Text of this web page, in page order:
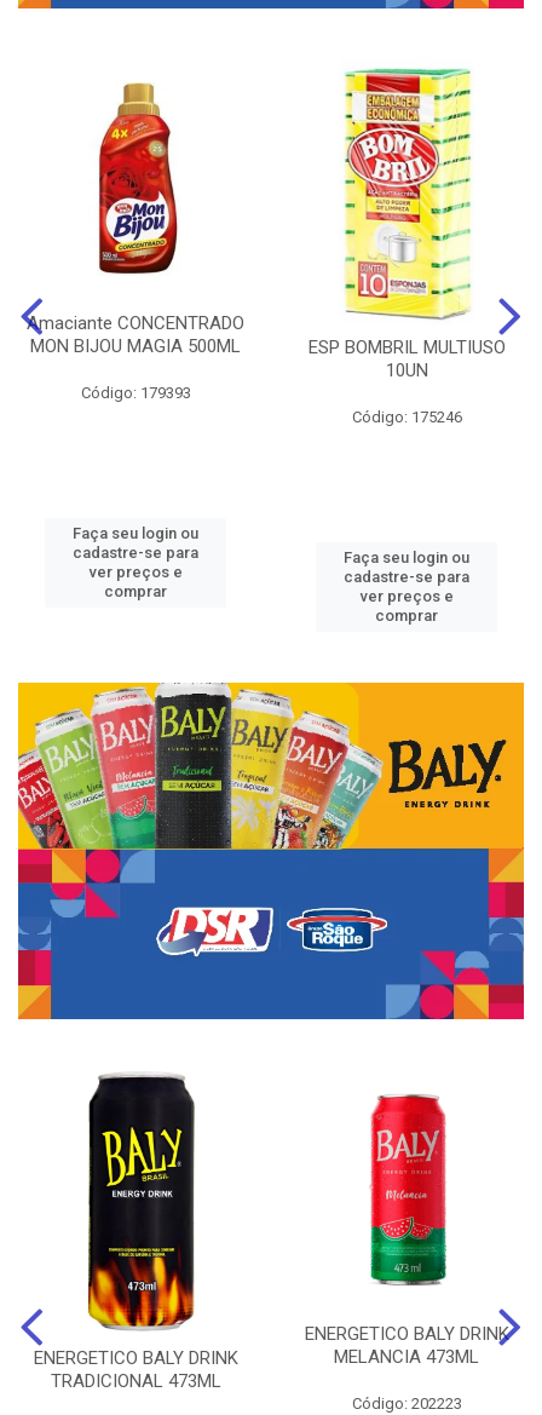
Amaciante CONCENTRADO
MON BIJOU MAGIA 500ML
Código: 179393
Faça seu login ou
cadastre-se para
ver preços e
comprar
ESP BOMBRIL MULTIUSO
10UN
Código: 175246
Faça seu login ou
cadastre-se para
ver preços e
comprar
ENERGETICO BALY DRINK
TRADICIONAL 473ML
ENERGETICO BALY DRINK
MELANCIA 473ML
Código: 202223